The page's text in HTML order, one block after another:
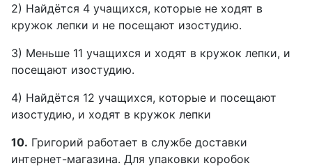
2) Найдётся 4 учащихся, которые не ходят в
кружок лепки и не посещают изостудию.
3) Меньше 11 учащихся и ходят в кружок лепки, и
посещают изостудию.
4) Найдётся 12 учащихся, которые и посещают
изостудию, и ходят в кружок лепки
10. Григорий работает в службе доставки
интернет-магазина. Для упаковки коробок